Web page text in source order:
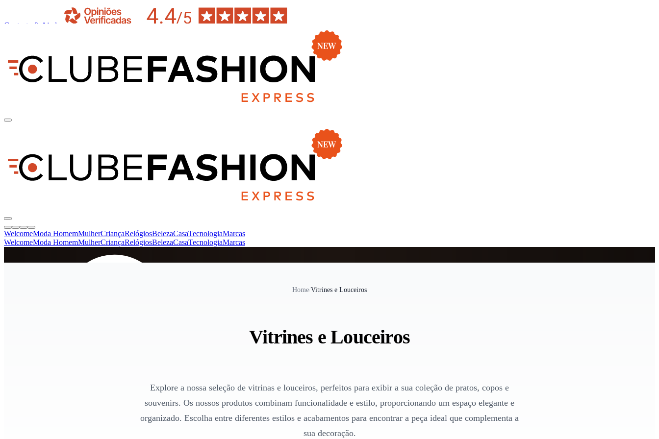
Contacto & Ajuda
WelcomeModa HomemMulherCriançaRelógiosBelezaCasaTecnologiaMarcas
WelcomeModa HomemMulherCriançaRelógiosBelezaCasaTecnologiaMarcas
Home/Vitrines e Louceiros
Vitrines e Louceiros
Explore a nossa seleção de vitrinas e louceiros, perfeitos para exibir a sua coleção de pratos, copos e
souvenirs. Os nossos produtos combinam funcionalidade e estilo, proporcionando um espaço elegante e
organizado. Escolha entre diferentes estilos e acabamentos para encontrar a peça ideal que complementa a
sua decoração.